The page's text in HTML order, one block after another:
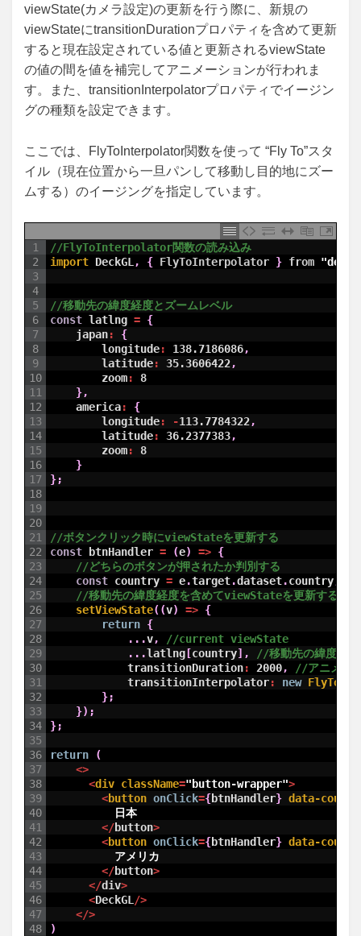
viewState(カメラ設定)の更新を行う際に、新規の
viewStateにtransitionDurationプロパティを含めて更新
すると現在設定されている値と更新されるviewState
の値の間を値を補完してアニメーションが行われま
す。また、transitionInterpolatorプロパティでイージン
グの種類を設定できます。
ここでは、FlyToInterpolator関数を使って “Fly To”スタ
イル（現在位置から一旦パンして移動し目的地にズー
ムする）のイージングを指定しています。
1
2
3
4
5
6
7
8
9
10
11
12
13
14
15
16
17
18
19
20
21
22
23
24
25
26
27
28
29
30
31
32
33
34
35
36
37
38
39
40
41
42
43
44
45
46
47
48
//FlyToInterpolator関数の読み込み
import DeckGL , { FlyToInterpolator } from
//移動先の緯度経度とズームレベル
const latlng = {
japan:
{
longitude: 138.7186086,
latitude: 35.3606422,
zoom:
8
},
america:
{
longitude: -113.7784322,
latitude: 36.2377383,
zoom:
8
}
};
//ボタンクリック時にviewStateを更新する
const
btnHandler = (e) => {
//どちらのボタンが押されたか判別する
const country = e.target.dataset.country
//移動先の緯度経度を含めてviewStateを更新する
setViewState((v) => {
return {
. . .v,
//current viewState
. . .latlng [country] ,
//移動先の緯度経
transitionDuration: 2000,
//アニメー
transitionInterpolator: new
};
}) ;
};
return
(
<>
<div className="button-wrapper">
<button onClick={btnHandler} data-
日本
</button>
<button onClick={btnHandler} data-
アメリカ
</button>
</div>
<DeckGL />
</>
)